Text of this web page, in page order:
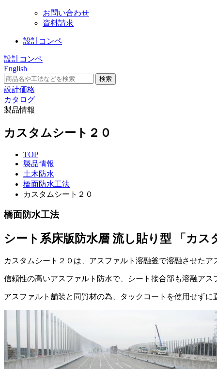
お問い合わせ
資料請求
設計コンペ
設計コンペ
English
設計価格
カタログ
製品情報
カスタムシート２０
TOP
製品情報
土木防水
橋面防水工法
カスタムシート２０
橋面防水工法
シート系床版防水層 流し貼り型 「カス
カスタムシート２０は、アスファルト溶融釜で溶融させた
信頼性の高いアスファルト防水で、シート接合部も溶融ア
アスファルト舗装と同質材の為、タックコートを使用せず